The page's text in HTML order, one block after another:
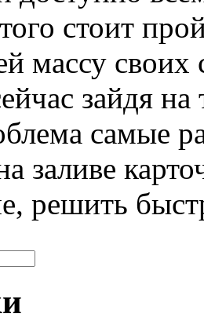
стоит
массу своих
зайдя
самые
заливе
решить